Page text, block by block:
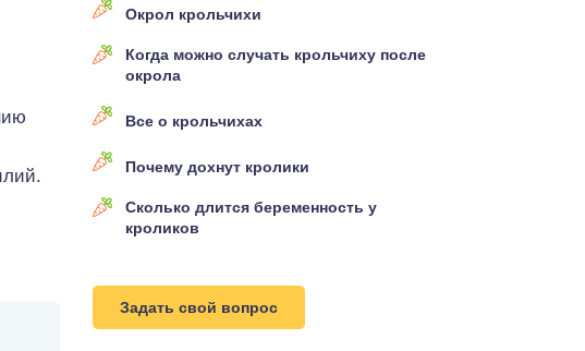
Окрол крольчихи
Когда можно случать крольчиху после
окрола
Все о крольчихах
Почему дохнут кролики
Сколько длится беременность у
кроликов
Задать свой вопрос